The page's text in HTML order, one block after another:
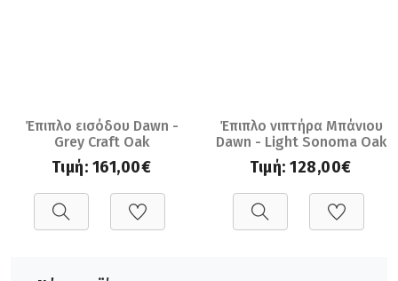
Έπιπλο εισόδου Dawn -
Grey Craft Oak
(70x45x200)
Τιμή: 161,00€
Έπιπλο νιπτήρα Μπάνιου
Dawn - Light Sonoma Oak
(90x45x65)
Τιμή:128,00€